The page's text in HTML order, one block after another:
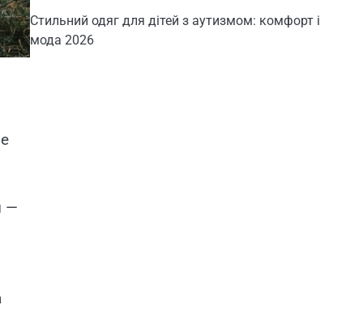
—
Стильний одяг для дітей з аутизмом: комфорт і
мода 2026